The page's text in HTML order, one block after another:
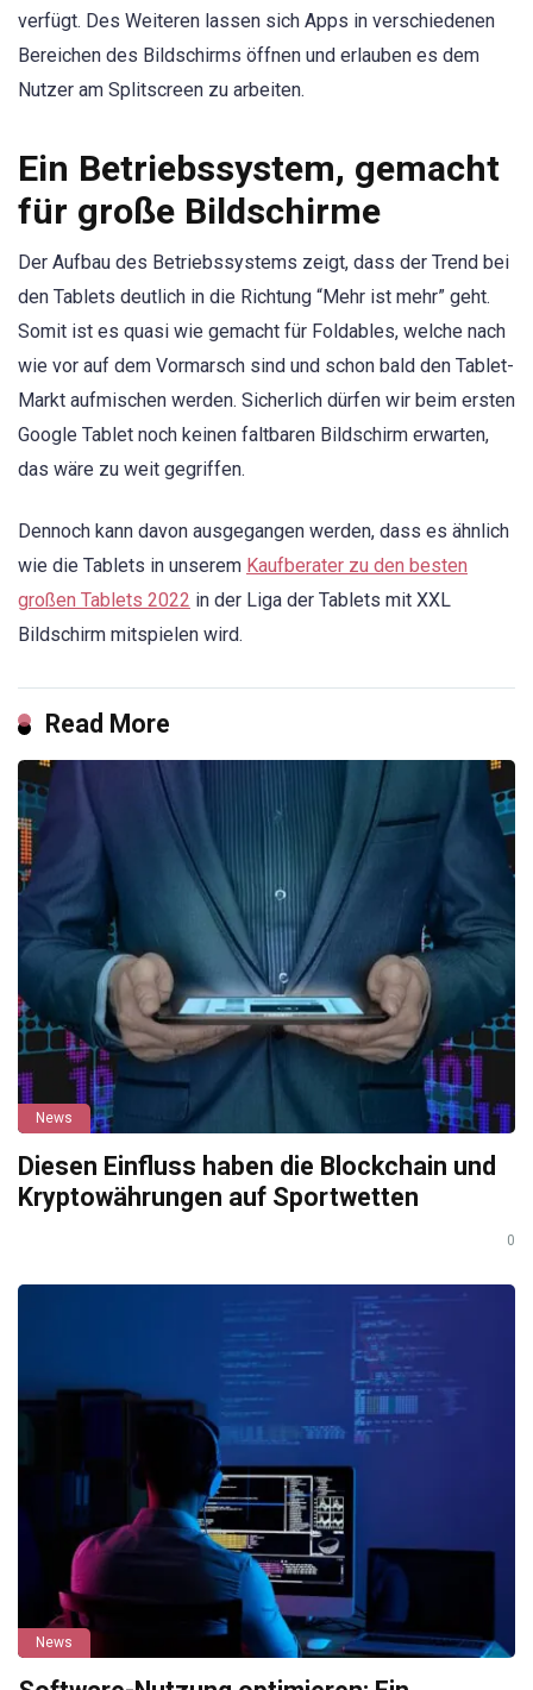
verfügt. Des Weiteren lassen sich Apps in verschiedenen
Bereichen des Bildschirms öffnen und erlauben es dem
Nutzer am Splitscreen zu arbeiten.
Ein Betriebssystem, gemacht
für große Bildschirme
Der Aufbau des Betriebssystems zeigt, dass der Trend bei
den Tablets deutlich in die Richtung “Mehr ist mehr” geht.
Somit ist es quasi wie gemacht für Foldables, welche nach
wie vor auf dem Vormarsch sind und schon bald den Tablet-
Markt aufmischen werden. Sicherlich dürfen wir beim ersten
Google Tablet noch keinen faltbaren Bildschirm erwarten,
das wäre zu weit gegriffen.
Dennoch kann davon ausgegangen werden, dass es ähnlich
wie die Tablets in unserem Kaufberater zu den besten
großen Tablets 2022 in der Liga der Tablets mit XXL
Bildschirm mitspielen wird.
Read More
News
Diesen Einfluss haben die Blockchain und
Kryptowährungen auf Sportwetten
0
News